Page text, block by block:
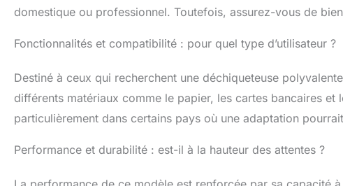
domestique ou professionnel. Toutefois, assurez-vous de
Fonctionnalités et compatibilité : pour quel type d’utilisateur ?
Destiné à ceux qui recherchent une déchiqueteuse
différents matériaux comme le papier, les cartes bancaires
particulièrement dans certains pays où une adaptation
Performance et durabilité : est-il à la hauteur des attentes ?